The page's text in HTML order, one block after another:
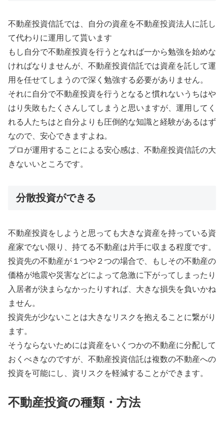
不動産投資信託では、自分の資産を不動産投資法人に託し
て代わりに運用して貰います
もし自分で不動産投資を行うとなれば一から勉強を始めな
ければなりませんが、不動産投資信託では資産を託して運
用を任せてしまうので深く勉強する必要がありません。
それに自分で不動産投資を行うとなると慣れないうちはや
はり失敗もたくさんしてしまうと思いますが、運用してく
れる人たちはと自分よりも圧倒的な知識と経験があるはず
なので、安心できますよね。
プロが運用することによる安心感は、不動産投資信託の大
きないいところです。
分散投資ができる
不動産投資をしようと思っても大きな資産を持っている資
産家でない限り、持てる不動産は片手に収まる程度です。
投資先の不動産が１つや２つの場合で、もしその不動産の
価格が地震や災害などによって急激に下がってしまったり
入居者が決まらなかったりすれば、大きな損失を負いかね
ません。
投資先が少ないことは大きなリスクを抱えることに繋がり
ます。
そうならないためには資産をいくつかの不動産に分配して
おくべきなのですが、不動産投資信託は複数の不動産への
投資を可能にし、資リスクを軽減することができます。
不動産投資の種類・方法